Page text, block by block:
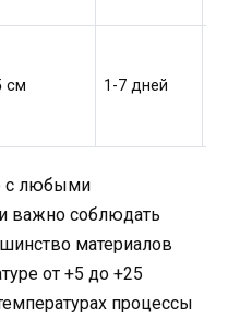
см 1-7 дней
с любыми
важно соблюдать
материалов
от +5 до +25
процессы